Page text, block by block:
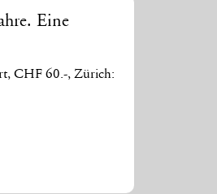
Eine
CHF 60.-, Zürich: